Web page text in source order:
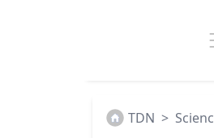
TDN >